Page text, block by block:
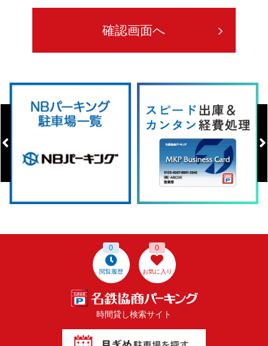
閲覧履歴
0
お気に入り
0
時間貸し検索サイト